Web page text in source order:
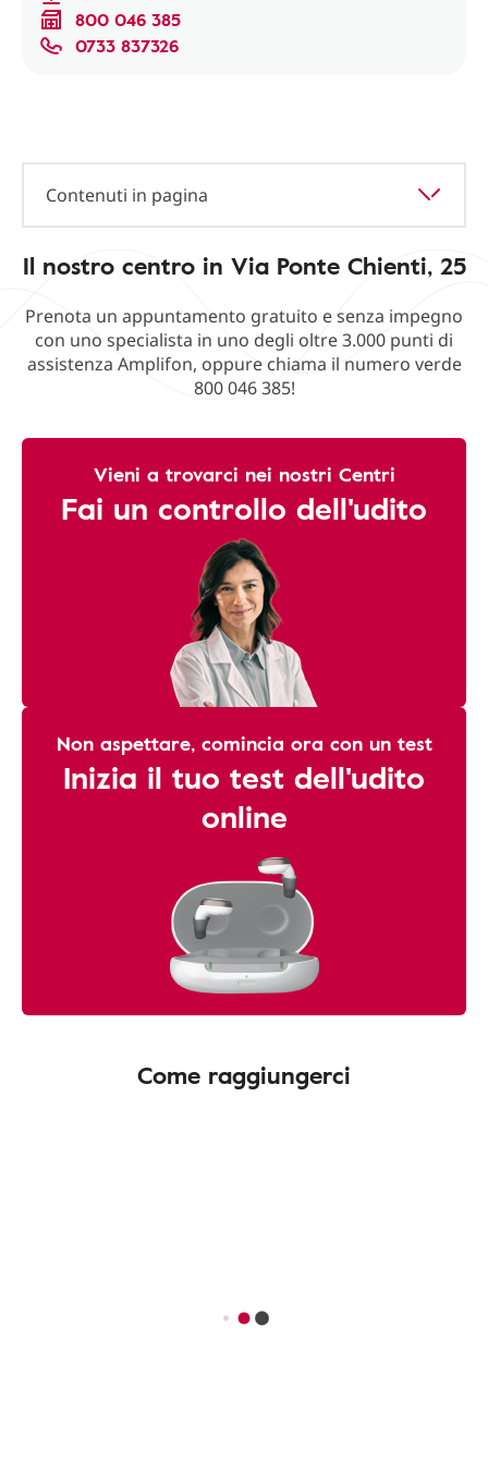
800 046 385
0733 837326
Contenuti in pagina
Il nostro centro in Via Ponte Chienti, 25
Prenota un appuntamento gratuito e senza impegno
con uno specialista in uno degli oltre 3.000 punti di
assistenza Amplifon, oppure chiama il numero verde
800 046 385!
Vieni a trovarci nei nostri Centri
Fai un controllo dell'udito
Non aspettare, comincia ora con un test
Inizia il tuo test dell'udito
online
Come raggiungerci